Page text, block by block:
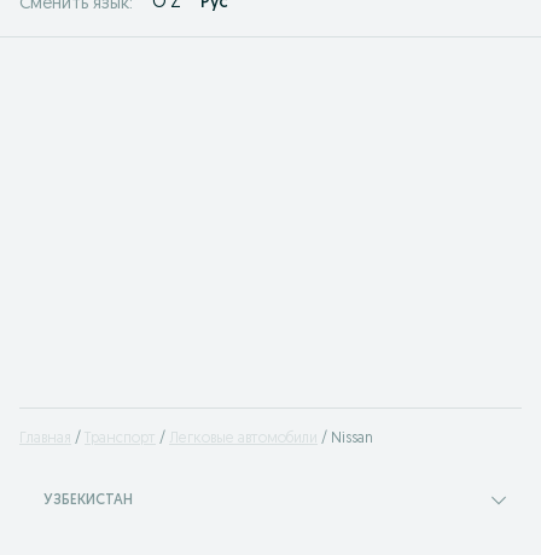
Сменить язык:
Главная Транспорт Легковые автомобили Nissan
УЗБЕКИСТАН